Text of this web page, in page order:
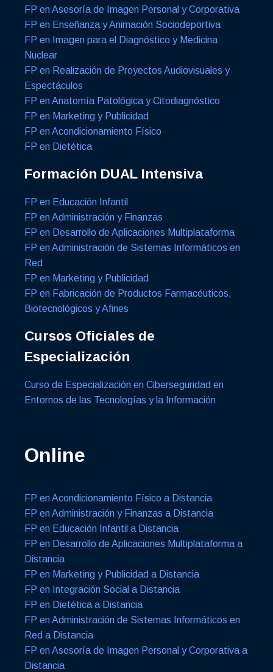
FP en Asesoría de Imagen Personal y Corporativa
FP en Enseñanza y Animación Sociodeportiva
FP en Imagen para el Diagnóstico y Medicina
Nuclear
FP en Realización de Proyectos Audiovisuales y
Espectáculos
FP en Anatomía Patológica y Citodiagnóstico
FP en Marketing y Publicidad
FP en Acondicionamiento Físico
FP en Dietética
Formación DUAL Intensiva
FP en Educación Infantil
FP en Administración y Finanzas
FP en Desarrollo de Aplicaciones Multiplataforma
FP en Administración de Sistemas Informáticos en
Red
FP en Marketing y Publicidad
FP en Fabricación de Productos Farmacéuticos,
Biotecnológicos y Afines
Cursos Oficiales de
Especialización
Curso de Especialización en Ciberseguridad en
Entornos de las Tecnologías y la Información
Online
FP en Acondicionamiento Físico a Distancia
FP en Administración y Finanzas a Distancia
FP en Educación Infantil a Distancia
FP en Desarrollo de Aplicaciones Multiplataforma a
Distancia
FP en Marketing y Publicidad a Distancia
FP en Integración Social a Distancia
FP en Dietética a Distancia
FP en Administración de Sistemas Informáticos en
Red a Distancia
FP en Asesoría de Imagen Personal y Corporativa a
Distancia